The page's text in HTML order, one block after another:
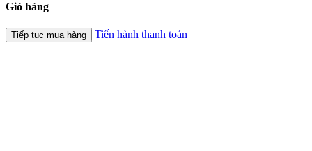
Giỏ hàng
Tiếp tục mua hàng Tiến hành thanh toán